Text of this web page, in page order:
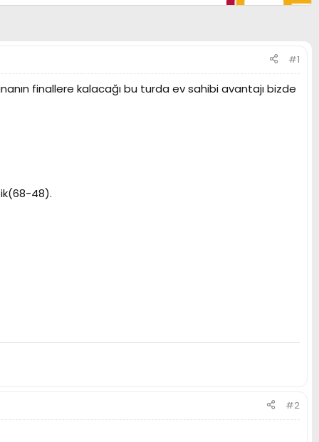
#1
finallere kalacağı bu turda ev sahibi avantajı bizde
48).
#2